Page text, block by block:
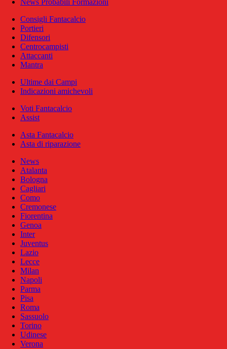
News Probabili Formazioni
Consigli Fantacalcio
Portieri
Difensori
Centrocampisti
Attaccanti
Mantra
Ultime dai Campi
Indicazioni amichevoli
Voti Fantacalcio
Assist
Asta Fantacalcio
Asta di riparazione
News
Atalanta
Bologna
Cagliari
Como
Cremonese
Fiorentina
Genoa
Inter
Juventus
Lazio
Lecce
Milan
Napoli
Parma
Pisa
Roma
Sassuolo
Torino
Udinese
Verona